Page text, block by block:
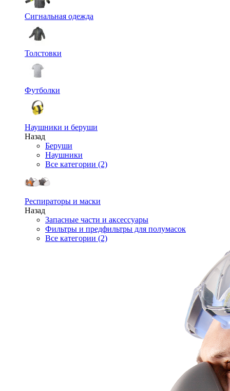
Сигнальная одежда
Толстовки
Футболки
Наушники и беруши
Назад
Беруши
Наушники
Все категории (2)
Респираторы и маски
Назад
Запасные части и аксессуары
Фильтры и предфильтры для полумасок
Все категории (2)